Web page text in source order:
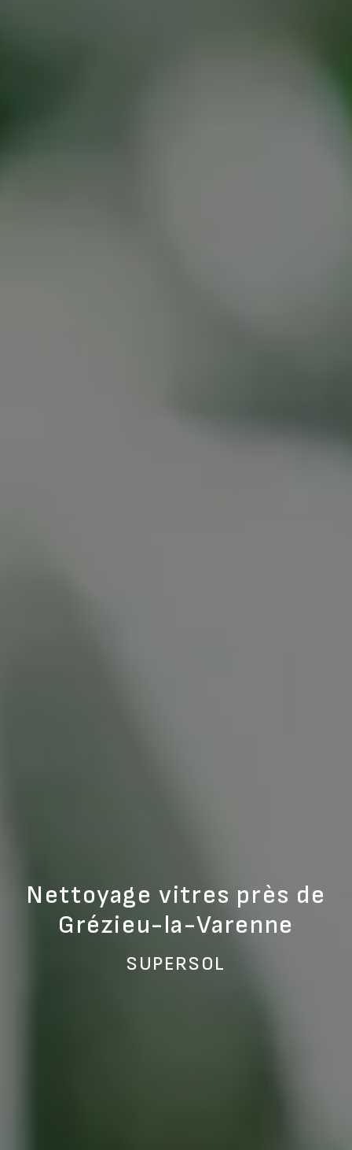
Nettoyage vitres près de
Grézieu-la-Varenne
SUPERSOL